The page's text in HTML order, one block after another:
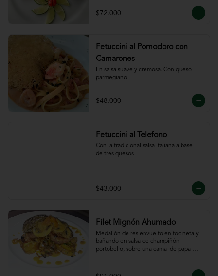
$72.000
Fetuccini al Pomodoro con
Camarones
En salsa suave y cremosa. Con queso
parmegiano
$48.000
Fetuccini al Telefono
Con la tradicional salsa italiana a base
de tres quesos
$43.000
Filet Mignón Ahumado
Medallón de res envuelto en tocineta y
bañando en salsa de champiñón
portobello, sobre una cama  de papa